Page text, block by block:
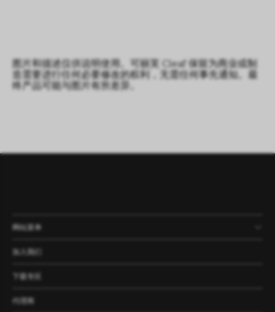
图片和描述仅供说明使用。可丽芙 Cleaf 保留为商业或制
造需要进行任何必要修改的权利，无需任何事先通知。最
终产品可能与图片有所差异。
网站菜单
产品
公司
资讯
案例
加入我们
代理商